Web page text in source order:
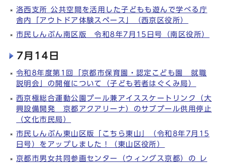
洛西支所 公共空間を活用した子どもも遊んで学べる庁
舎内「アウトドア体験スペース」（西京区役所）
市民しんぶん南区版 令和8年7月15日号（南区役所）
7月14日
令和8年度第1回「京都市保育園・認定こども園 就職
説明会」の開催について（子ども若者はぐくみ局）
西京極総合運動公園プール兼アイススケートリンク（大
興設備開発 京都アクアリーナ）のサブプール供用停止
（文化市民局）
市民しんぶん東山区版「こちら東山」（令和8年7月15
日号）をアップしました！（東山区役所）
京都市男女共同参画センター（ウィングス京都）の レ